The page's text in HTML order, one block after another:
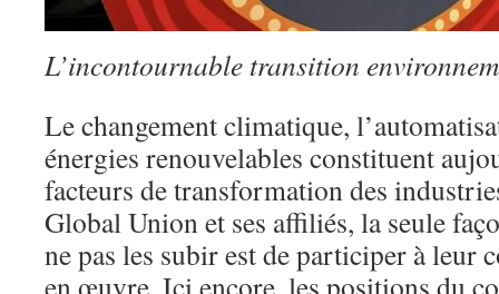
L’incontournable transition
Le changement climatique,
énergies renouvelables constituent
facteurs de transformation des
Global Union et ses affiliés, la seule
ne pas les subir est de participer à leur
en œuvre. Ici encore, les positions du